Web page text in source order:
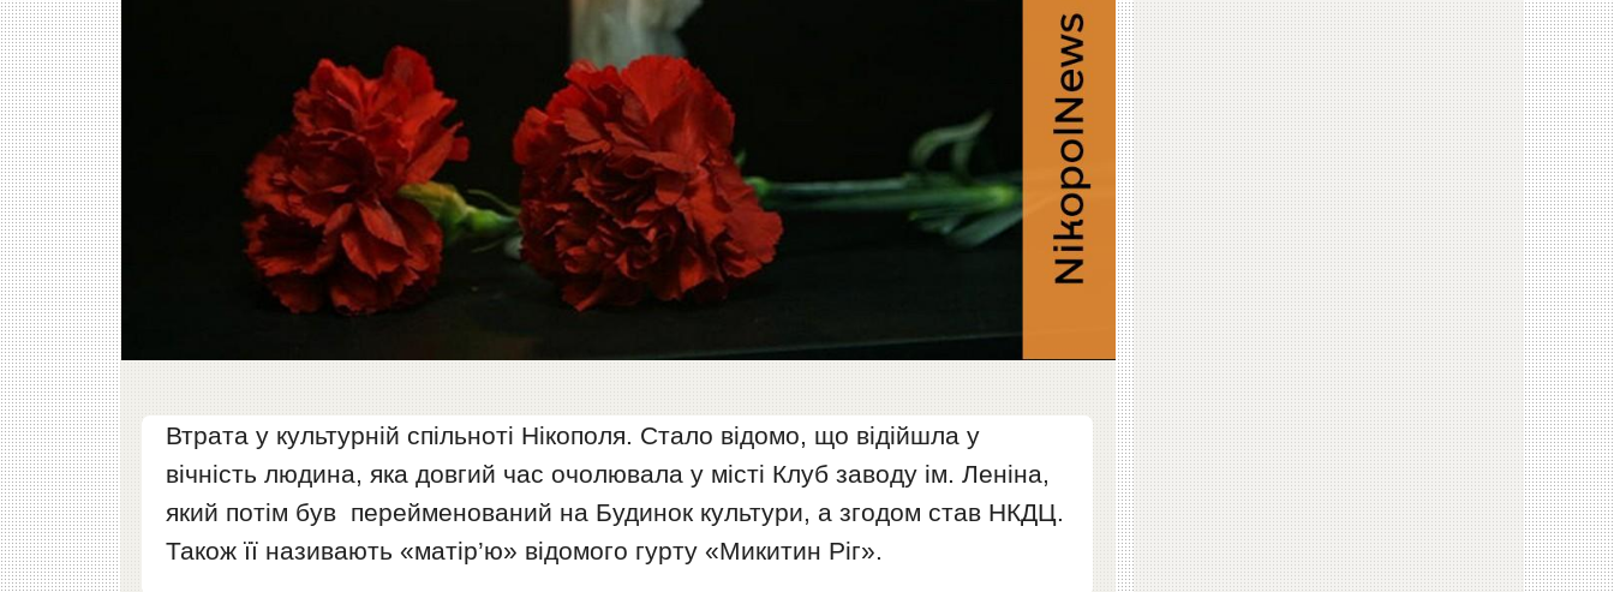
Втрата у культурній спільноті Нікополя. Стало відомо, що відійшла у
вічність людина, яка довгий час очолювала у місті Клуб заводу ім. Леніна,
який потім був перейменований на Будинок культури, а згодом став НКДЦ.
Також її називають «матір’ю» відомого гурту «Микитин Ріг».